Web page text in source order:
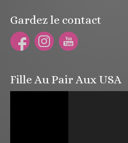
Gardez le contact
Fille Au Pair Aux USA